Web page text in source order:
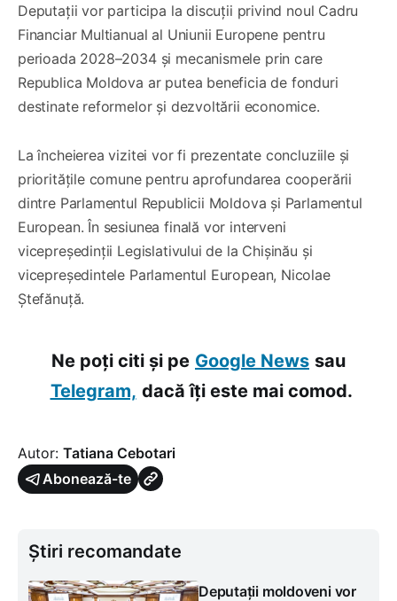
Deputații vor participa la discuții privind noul Cadru
Financiar Multianual al Uniunii Europene pentru
perioada 2028–2034 și mecanismele prin care
Republica Moldova ar putea beneficia de fonduri
destinate reformelor și dezvoltării economice.
La încheierea vizitei vor fi prezentate concluziile și
prioritățile comune pentru aprofundarea cooperării
dintre Parlamentul Republicii Moldova și Parlamentul
European. În sesiunea finală vor interveni
vicepreședinții Legislativului de la Chișinău și
vicepreședintele Parlamentul European, Nicolae
Ștefănuță.
Ne poți citi și pe Google News sau
Telegram, dacă îți este mai comod.
Autor: Tatiana Cebotari
Abonează-te
Știri recomandate
Deputații moldoveni vor